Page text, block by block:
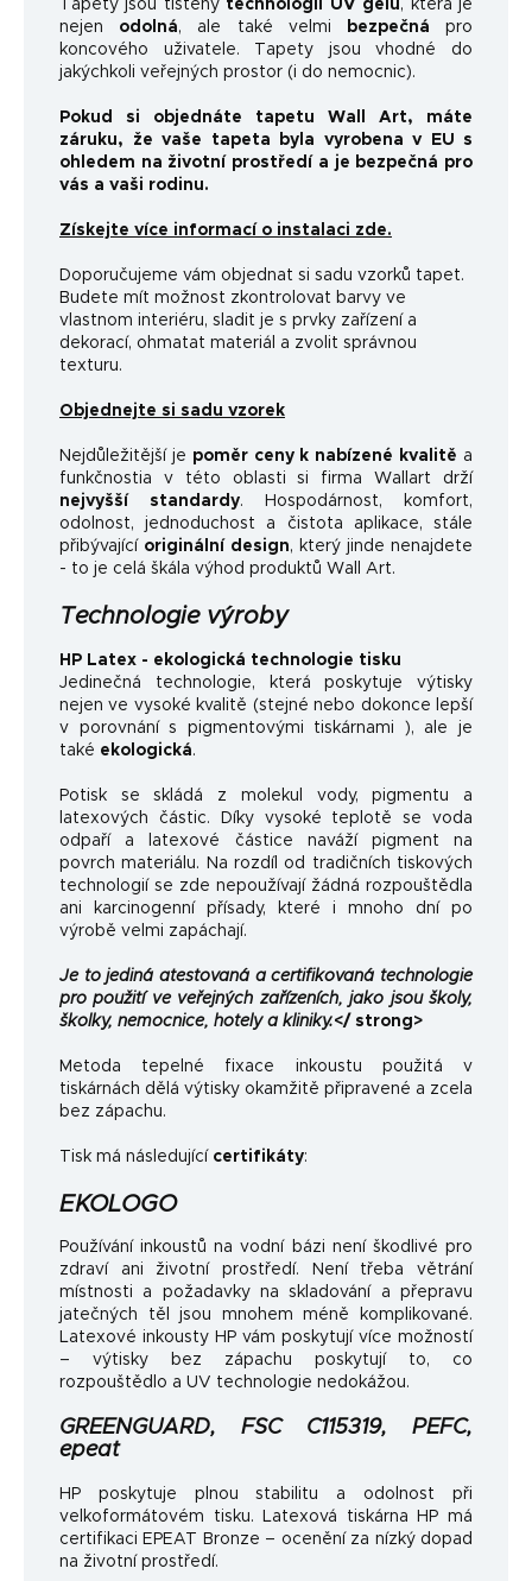
Tapety jsou tištěny technologií UV gelu , která je
nejen odolná, ale také velmi bezpečná pro
koncového uživatele. Tapety jsou vhodné do
jakýchkoli veřejných prostor (i do nemocnic).
Pokud si objednáte tapetu Wall Art, máte
záruku, že vaše tapeta byla vyrobena v EU s
ohledem na životní prostředí a je bezpečná pro
vás a vaši rodinu.
Získejte více informací o instalaci zde.
Doporučujeme vám objednat si sadu vzorků tapet.
Budete mít možnost zkontrolovat barvy ve
vlastnom interiéru, sladit je s prvky zařízení a
dekorací, ohmatat materiál a zvolit správnou
texturu.
Objednejte si sadu vzorek
Nejdůležitější je poměr ceny k nabízené kvalitě a
funkčnostia v této oblasti si firma Wallart drží
nejvyšší standardy. Hospodárnost, komfort,
odolnost, jednoduchost a čistota aplikace, stále
přibývající originální design, který jinde nenajdete
- to je celá škála výhod produktů Wall Art.
Technologie výroby
HP Latex - ekologická technologie tisku
Jedinečná technologie, která poskytuje výtisky
nejen ve vysoké kvalitě (stejné nebo dokonce lepší
v porovnání s pigmentovými tiskárnami ), ale je
také ekologická.
Potisk se skládá z molekul vody, pigmentu a
latexových částic. Díky vysoké teplotě se voda
odpaří a latexové částice naváží pigment na
povrch materiálu. Na rozdíl od tradičních tiskových
technologií se zde nepoužívají žádná rozpouštědla
ani karcinogenní přísady, které i mnoho dní po
výrobě velmi zapáchají.
Je to jediná atestovaná a certifikovaná technologie
pro použití ve veřejných zařízeních, jako jsou školy,
školky, nemocnice, hotely a kliniky.</ strong>
Metoda tepelné fixace inkoustu použitá v
tiskárnách dělá výtisky okamžitě připravené a zcela
bez zápachu.
Tisk má následující certifikáty:
EKOLOGO
Používání inkoustů na vodní bázi není škodlivé pro
zdraví ani životní prostředí. Není třeba větrání
místnosti a požadavky na skladování a přepravu
jatečných těl jsou mnohem méně komplikované.
Latexové inkousty HP vám poskytují více možností
– výtisky bez zápachu poskytují to, co
rozpouštědlo a UV technologie nedokážou.
GREENGUARD, FSC C115319, PEFC,
epeat
HP poskytuje plnou stabilitu a odolnost při
velkoformátovém tisku. Latexová tiskárna HP má
certifikaci EPEAT Bronze – ocenění za nízký dopad
na životní prostředí.